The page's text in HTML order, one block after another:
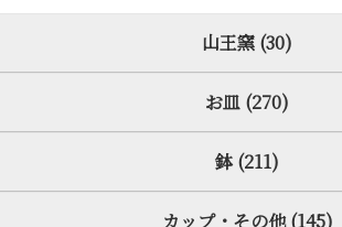
山王窯 (30)
お皿 (270)
鉢 (211)
カップ・その他 (145)